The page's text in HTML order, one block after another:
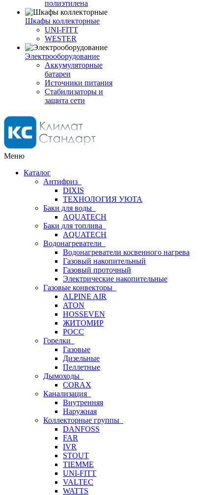
полиэтилена
Шкафы коллекторные
UNI-FITT
WESTER
Электрооборудование
Аккумуляторные
батареи
Источники питания
Стабилизаторы и
защита сети
Меню
Каталог
Антифриз
DIXIS
ТЕХНОЛОГИЯ УЮТА
Баки для воды
AQUATECH
Баки для топлива
AQUATECH
Водонагреватели
Водонагреватели косвенного нагрева
Газовый накопительный
Газовый проточный
Электрические накопительные
Газовые конвекторы
ALPINE AIR
ATON
HOSSEVEN
ЖИТОМИР
РОСС
Горелки
Газовые
Дизельные
Пеллетные
Дымоходы
CORAX
Канализация
Внутренняя
Наружная
Коллекторные группы
DANFOSS
FAR
IVR
STOUT
TIEMME
UNI-FITT
VALTEC
WATTS